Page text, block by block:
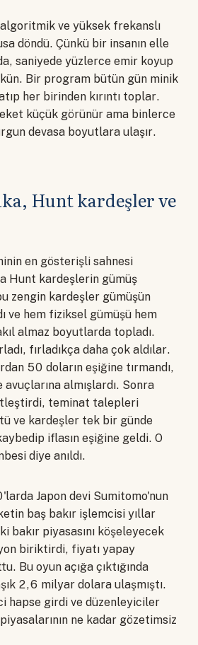
ve yüksek frekanslı
döndü. Çünkü bir insanın elle
saniyede yüzlerce emir koyup
Bir program bütün gün minik
her birinden kırıntı toplar.
küçük görünür ama binlerce
devasa boyutlara ulaşır.
Hunt kardeşler ve
en gösterişli sahnesi
Hunt kardeşlerin gümüş
zengin kardeşler gümüşün
ve hem fiziksel gümüşü hem
almaz boyutlarda topladı.
fırladıkça daha çok aldılar.
50 doların eşiğine tırmandı,
avuçlarına almışlardı. Sonra
teminat talepleri
ve kardeşler tek bir günde
iflasın eşiğine geldi. O
diye anıldı.
Japon devi Sumitomo'nun
baş bakır işlemcisi yıllar
bakır piyasasını köşeleyecek
biriktirdi, fiyatı yapay
Bu oyun açığa çıktığında
2,6 milyar dolara ulaşmıştı.
hapse girdi ve düzenleyiciler
ne kadar gözetimsiz